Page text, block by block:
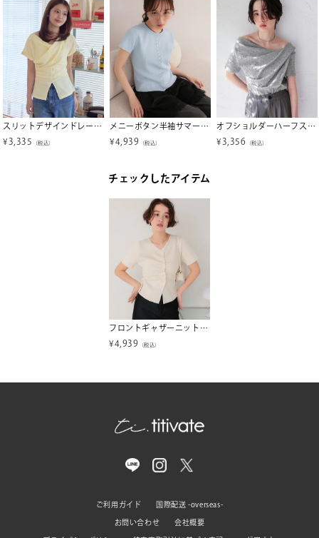
スリットデザインドレープ半袖Tシャツ【メール便可／100】
¥ 3,335 （税込）
メニーボタン半袖サマーニットトップス【miette ミエット】【メール便可／100】
¥4,939 （税込）
オフショルダーハーフスリーブTシャツ【メール便可／90】
¥ 3,356 （税込）
チェックしたアイテム
フロントギャザーニット半袖トップス
¥4,939 （税込）
ご利用ガイド 国際配送 -overseas-
お問い合わせ 会社概要